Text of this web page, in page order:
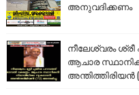
അനുവദിക്കണം
നീലേശ്വരം
ആചാര
അന്തിത്തിരിയൻ